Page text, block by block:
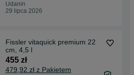
Udanin
29 lipca 2026
Fissler vitaquick premium 22
cm, 4,5 l
455 zł
479,92 zł z Pakietem